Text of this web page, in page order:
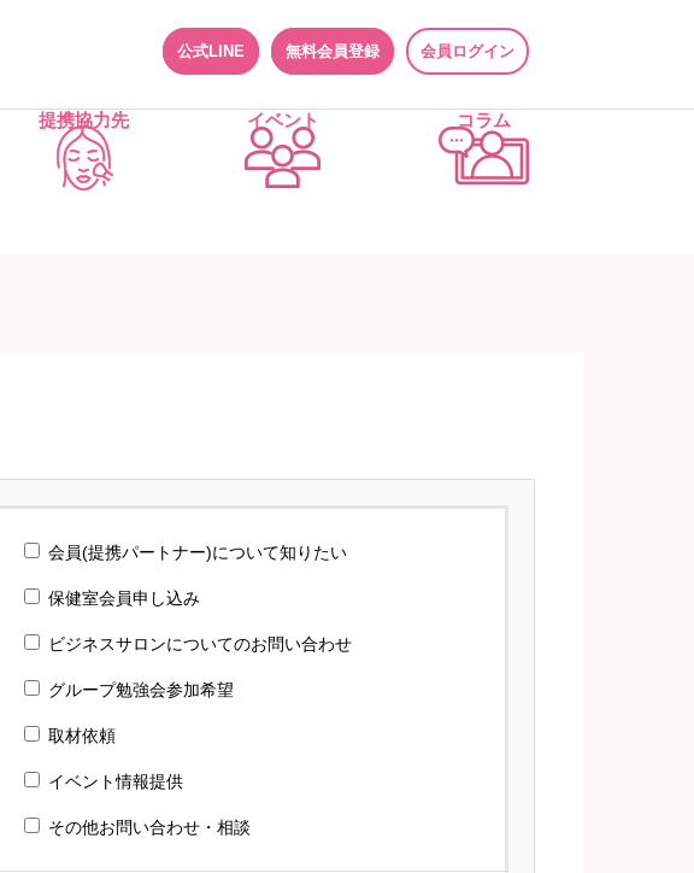
公式LINE 無料会員登録 会員ログイン
提携協力先 イベント コラム
会員(提携パートナー)について知りたい
保健室会員申し込み
ビジネスサロンについてのお問い合わせ
グループ勉強会参加希望
取材依頼
イベント情報提供
その他お問い合わせ・相談